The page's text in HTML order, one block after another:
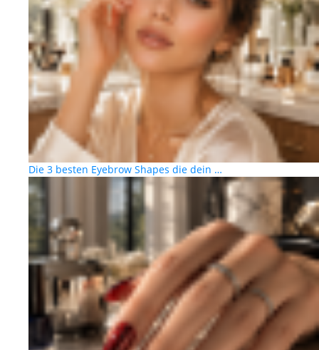
Die 3 besten Eyebrow Shapes die dein …